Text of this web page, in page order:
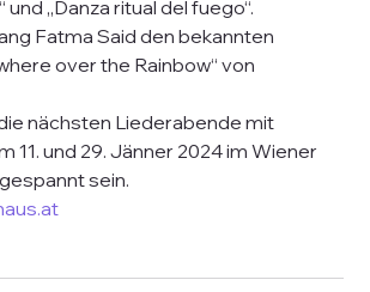
„Danza ritual del fuego“.
Fatma Said den bekannten
over the Rainbow“ von
nächsten Liederabende mit
11. und 29. Jänner 2024 im Wiener
sein.